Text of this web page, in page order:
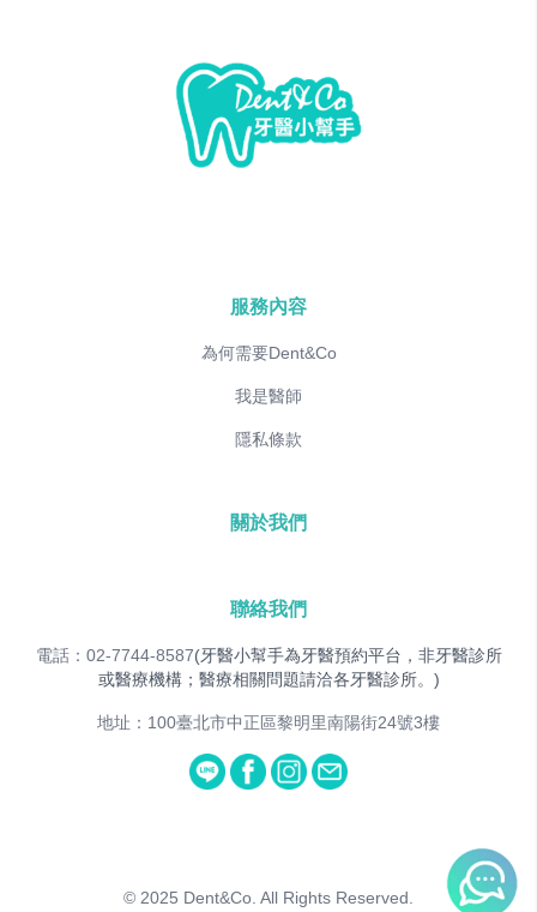
服務內容
為何需要Dent&Co
我是醫師
隱私條款
關於我們
聯絡我們
電話：02-7744-8587(牙醫小幫手為牙醫預約平台，非牙醫診所
或醫療機構；醫療相關問題請洽各牙醫診所。)
地址：100臺北市中正區黎明里南陽街24號3樓
© 2025 Dent&Co. All Rights Reserved.